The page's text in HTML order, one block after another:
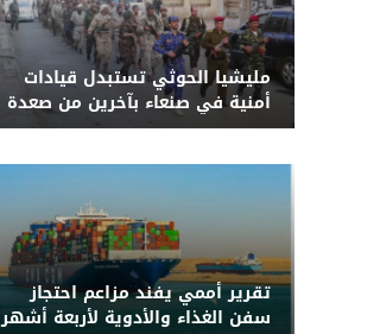
مليشيا الحوثي تستبدل قيادات
أمنية في صنعاء بآخرين من صعدة
وحجة وترسل ضباطاً إلى دورات
تقرير أممي يفند مزاعم احتجاز
سفن الغذاء والأدوية لأربعة أشهر